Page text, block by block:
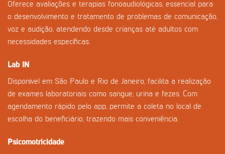
Oferece avaliações e terapias fonoaudiológicas, essencial para
o desenvolvimento e tratamento de problemas de comunicação,
voz e audição, atendendo desde crianças até adultos com
necessidades específicas.
Lab IN
Disponível em São Paulo e Rio de Janeiro, facilita a realização
de exames laboratoriais como sangue, urina e fezes. Com
agendamento rápido pelo app, permite a coleta no local de
escolha do beneficiário, trazendo mais conveniência.
Psicomotricidade